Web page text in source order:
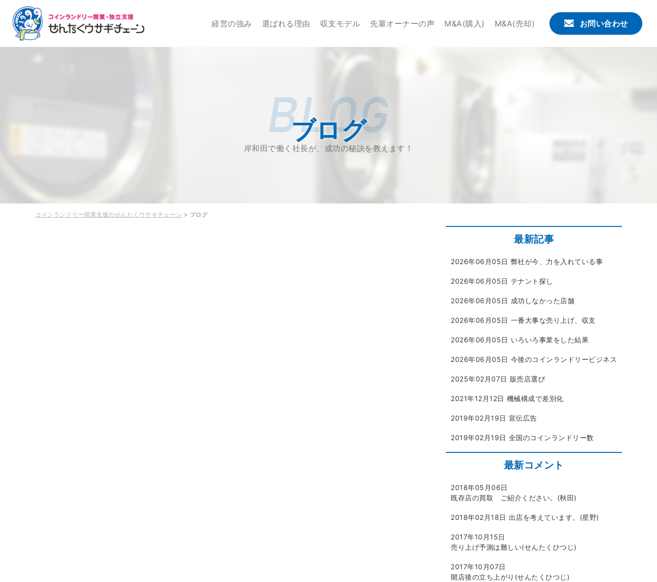
コインランドリー開業・経営のことならせんたくウサギチェーンにお任せ下さい。せんたくウサギチェーンでは、これからコインランドリ
経営の強み
選ばれる理由 収支モデル 先輩オーナーの声 M&A(購入) M&A(売却) お問い合わせ
ブログ
岸和田で働く社長が、成功の秘訣を教えます！
コインランドリー開業支援のせんたくウサギチェーン > ブログ
最新記事
2026年06月05日 弊社が今、力を入れている事
2026年06月05日 テナント探し
2026年06月05日 成功しなかった店舗
2026年06月05日 一番大事な売り上げ、収支
2026年06月05日 いろいろ事業をした結果
2026年06月05日 今後のコインランドリービジネス
2025年02月07日 販売店選び
2021年12月12日 機械構成で差別化
2019年02月19日 宣伝広告
2019年02月19日 全国のコインランドリー数
最新コメント
2018年05月06日
既存店の買取 ご紹介ください。(秋田)
2018年02月18日 出店を考えています。(星野)
2017年10月15日
売り上げ予測は難しい(せんたくひつじ)
2017年10月07日
開店後の立ち上がり(せんたくひつじ)